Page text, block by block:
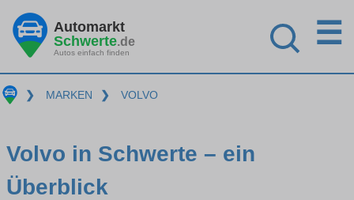
Automarkt
Schwerte.de
Autos einfach finden
☰
❯ MARKEN ❯ VOLVO
Volvo in Schwerte – ein
Überblick